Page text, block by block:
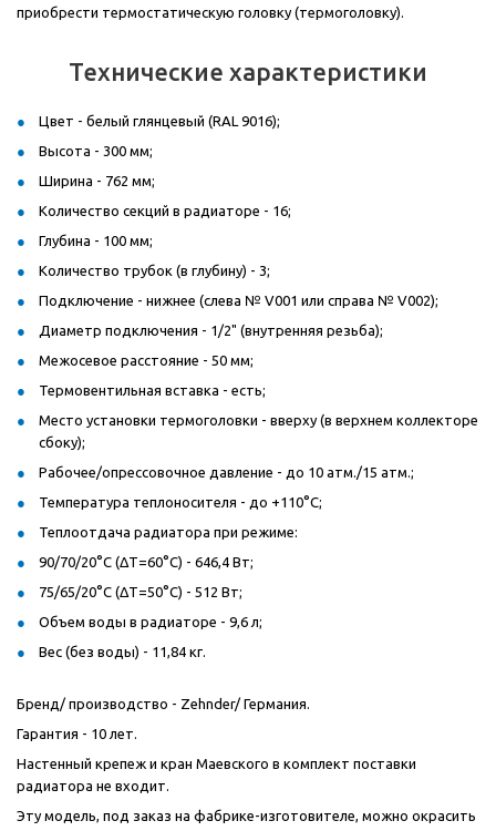
приобрести термостатическую головку (термоголовку).
Технические характеристики
Цвет - белый глянцевый (RAL 9016);
Высота - 300 мм;
Ширина - 762 мм;
Количество секций в радиаторе - 16;
Глубина - 100 мм;
Количество трубок (в глубину) - 3;
Подключение - нижнее (слева № V001 или справа № V002);
Диаметр подключения - 1/2" (внутренняя резьба);
Межосевое расстояние - 50 мм;
Термовентильная вставка - есть;
Место установки термоголовки - вверху (в верхнем коллекторе
сбоку);
Рабочее/опрессовочное давление - до 10 атм./15 атм.;
Температура теплоносителя - до +110°C;
Теплоотдача радиатора при режиме:
90/70/20°C (ΔT=60°C) - 646,4 Вт;
75/65/20°C (ΔT=50°C) - 512 Вт;
Объем воды в радиаторе - 9,6 л;
Вес (без воды) - 11,84 кг.
Бренд/ производство - Zehnder/ Германия.
Гарантия - 10 лет.
Настенный крепеж и кран Маевского в комплект поставки
радиатора не входит.
Эту модель, под заказ на фабрике-изготовителе, можно окрасить